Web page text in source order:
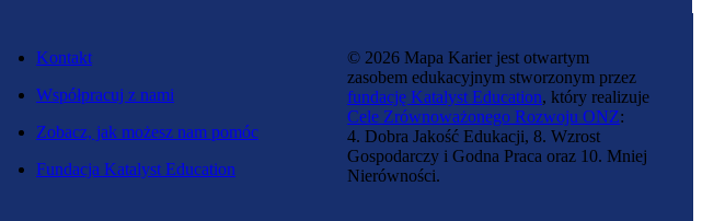
Kontakt
Współpracuj z nami
Zobacz, jak możesz nam pomóc
Fundacja Katalyst Education
© 2026 Mapa Karier jest otwartym
zasobem edukacyjnym stworzonym przez
fundację Katalyst Education, który realizuje
Cele Zrównoważonego Rozwoju ONZ:
4. Dobra Jakość Edukacji, 8. Wzrost
Gospodarczy i Godna Praca oraz 10. Mniej
Nierówności.